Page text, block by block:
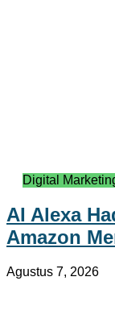
Digital
AI Alexa
Amazon
Agustus 7, 2026